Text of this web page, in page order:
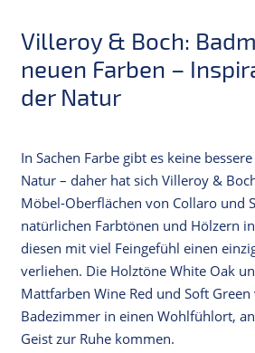
Villeroy & Boch:
neuen Farben –
der Natur
In Sachen Farbe gibt es keine
Natur – daher hat sich Villeroy &
Möbel-Oberflächen von Collaro und
natürlichen Farbtönen und Hölzern
diesen mit viel Feingefühl einen
verliehen. Die Holztöne White Oak
Mattfarben Wine Red und Soft
Badezimmer in einen Wohlfühlort,
Geist zur Ruhe kommen.